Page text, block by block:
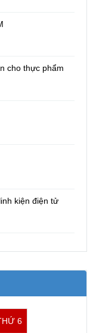
cho thực phẩm
kiện điện tử
6